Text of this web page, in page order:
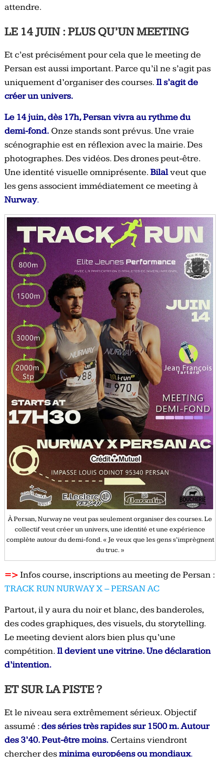
attendre.
LE 14 JUIN : PLUS QU’UN MEETING
Et c’est précisément pour cela que le meeting de
Persan est aussi important. Parce qu’il ne s’agit pas
uniquement d’organiser des courses.Il s’agit de
créer un univers.
Le 14 juin, dès 17h, Persan vivra au rythme du
demi-fond.Onze stands sont prévus. Une vraie
scénographie est en réflexion avec la mairie. Des
photographes. Des vidéos. Des drones peut-être.
Une identité visuelle omniprésente.Bilalveut que
les gens associent immédiatement ce meeting à
Nurway.
À Persan, Nurway ne veut pas seulement organiser des courses. Le
collectif veut créer un univers, une identité et une expérience
complète autour du demi-fond. « Je veux que les gens s’imprègnent
du truc. »
=> Infos course, inscriptions au meeting de Persan :
TRACK RUN NURWAY X – PERSAN AC
Partout, il y aura du noir et blanc, des banderoles,
des codes graphiques, des visuels, du storytelling.
Le meeting devient alors bien plus qu’une
compétition.Il devient une vitrine. Une déclaration
d’intention.
ET SUR LA PISTE ?
Et le niveau sera extrêmement sérieux. Objectif
assumé :des séries très rapides sur 1500 m. Autour
des 3’40. Peut-être moins. Certains viendront
chercher desminima européens ou mondiaux.